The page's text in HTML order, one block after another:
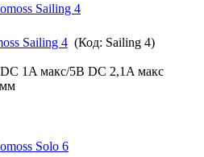
Sailing 4 (Код: Sailing 4)
1A макс/5В DC 2,1A макс